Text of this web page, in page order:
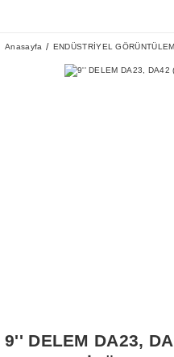
Anasayfa ENDÜSTRİYEL
9'' DELEM DA23,